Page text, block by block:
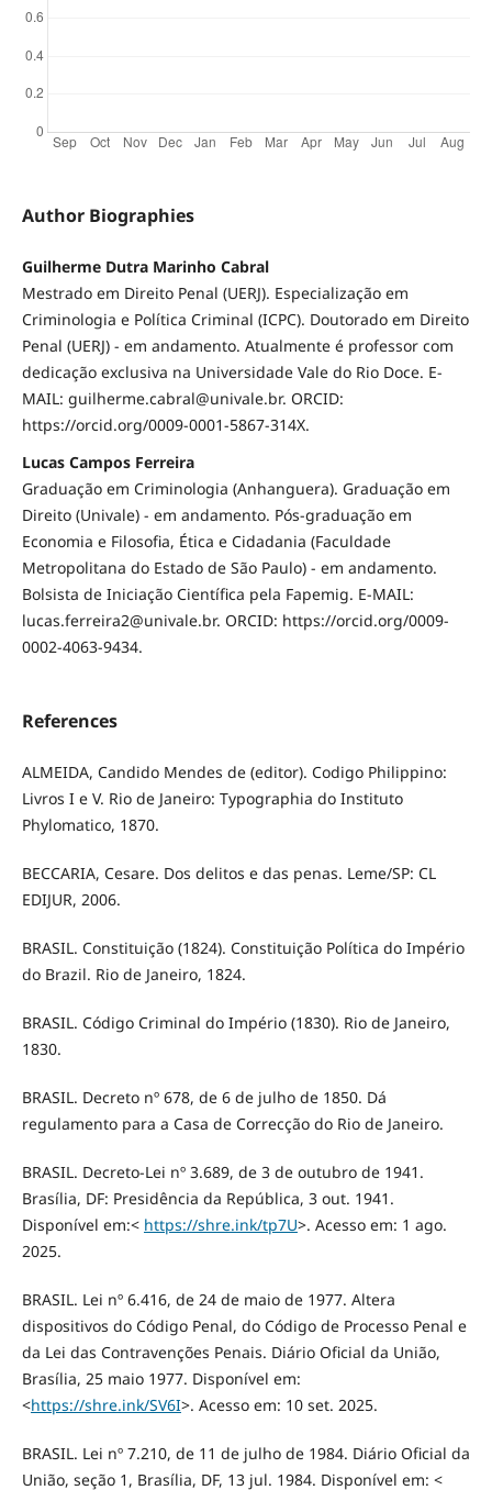
Author Biographies
Guilherme Dutra Marinho Cabral
Mestrado em Direito Penal (UERJ). Especialização em
Criminologia e Política Criminal (ICPC). Doutorado em Direito
Penal (UERJ) - em andamento. Atualmente é professor com
dedicação exclusiva na Universidade Vale do Rio Doce. E-
MAIL: guilherme.cabral@univale.br. ORCID:
https://orcid.org/0009-0001-5867-314X.
Lucas Campos Ferreira
Graduação em Criminologia (Anhanguera). Graduação em
Direito (Univale) - em andamento. Pós-graduação em
Economia e Filosofia, Ética e Cidadania (Faculdade
Metropolitana do Estado de São Paulo) - em andamento.
Bolsista de Iniciação Científica pela Fapemig. E-MAIL:
lucas.ferreira2@univale.br. ORCID: https://orcid.org/0009-
0002-4063-9434.
References
ALMEIDA, Candido Mendes de (editor). Codigo Philippino:
Livros I e V. Rio de Janeiro: Typographia do Instituto
Phylomatico, 1870.
BECCARIA, Cesare. Dos delitos e das penas. Leme/SP: CL
EDIJUR, 2006.
BRASIL. Constituição (1824). Constituição Política do Império
do Brazil. Rio de Janeiro, 1824.
BRASIL. Código Criminal do Império (1830). Rio de Janeiro,
1830.
BRASIL. Decreto nº 678, de 6 de julho de 1850. Dá
regulamento para a Casa de Correcção do Rio de Janeiro.
BRASIL. Decreto‑Lei nº 3.689, de 3 de outubro de 1941.
Brasília, DF: Presidência da República, 3 out. 1941.
Disponível em:< https://shre.ink/tp7U>. Acesso em: 1 ago.
2025.
BRASIL. Lei nº 6.416, de 24 de maio de 1977. Altera
dispositivos do Código Penal, do Código de Processo Penal e
da Lei das Contravenções Penais. Diário Oficial da União,
Brasília, 25 maio 1977. Disponível em:
<https://shre.ink/SV6I>. Acesso em: 10 set. 2025.
BRASIL. Lei nº 7.210, de 11 de julho de 1984. Diário Oficial da
União, seção 1, Brasília, DF, 13 jul. 1984. Disponível em: <